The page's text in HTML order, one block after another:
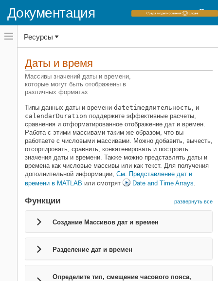
Документация
Переключатель
навигационного
меню
переключатель
навигационного
MATLAB
Основы языка
Типы данных
Категория
Числовые типы
Символы и строки
Даты и время
Категориальные массивы
Таблицы
Расписания
Массивы ячеек
Контейнеры Map
Временные ряды
Идентификация типа данных
Преобразование типа данных
Ресурсы
Даты и время
Массивы значений даты и времени,
которые могут быть отображены в
различных форматах
Типы данных даты и времени datetimeдлительность, и
calendarDuration поддержите эффективные расчеты,
сравнения и отформатированное отображение дат и времен.
Работа с этими массивами таким же образом, что вы
работаете с числовыми массивами. Можно добавить, вычесть,
отсортировать, сравнить, конкатенировать и построить
значения даты и времени. Также можно представлять даты и
времена как числовые массивы или как текст. Для получения
дополнительной информации, См. Представление дат и
времени в MATLAB или смотрят Date and Time Arrays.
Функции развернуть все
Создание Массивов дат и времен
Разделение дат и времен
Определите тип, смещение часового пояса,